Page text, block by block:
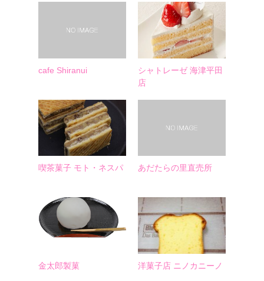
cafe Shiranui
シャトレーゼ 海津平田
店
喫茶菓子 モト・ネスパ あだたらの里直売所
金太郎製菓 洋菓子店 ニノカニーノ